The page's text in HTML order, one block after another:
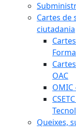
Cartes de
ciutadania
OAC
OMIC
Queixes,